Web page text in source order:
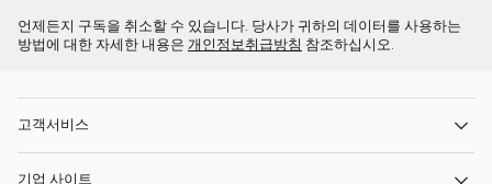
언제든지 구독을 취소할 수 있습니다. 당사가 귀하의 데이터를 사용하는
방법에 대한 자세한 내용은 개인정보취급방침 참조하십시오.
고객서비스
기업 사이트